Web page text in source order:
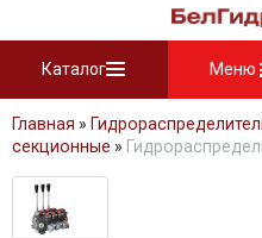
Каталог Меню
Главная »
секционные »